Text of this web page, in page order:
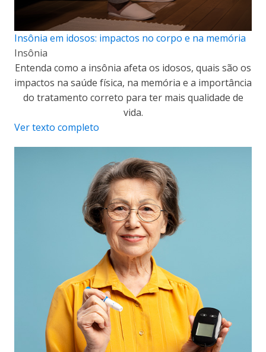
Insônia em idosos: impactos no corpo e na memória
Insônia
Entenda como a insônia afeta os idosos, quais são os
impactos na saúde física, na memória e a importância
do tratamento correto para ter mais qualidade de
vida.
Ver texto completo